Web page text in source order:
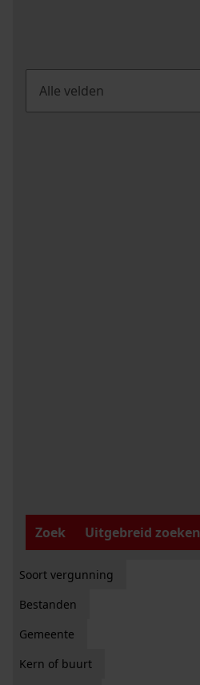
Zoek
Uitgebreid zoeken
Soort vergunning
Bestanden
Gemeente
Kern of buurt